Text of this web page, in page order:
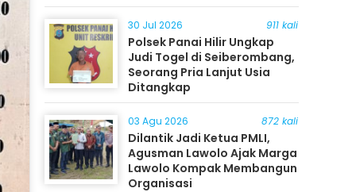
30 Jul 2026 911 kali
Polsek Panai Hilir Ungkap
Judi Togel di Seiberombang,
Seorang Pria Lanjut Usia
Ditangkap
03 Agu 2026 872 kali
Dilantik Jadi Ketua PMLI,
Agusman Lawolo Ajak Marga
Lawolo Kompak Membangun
Organisasi